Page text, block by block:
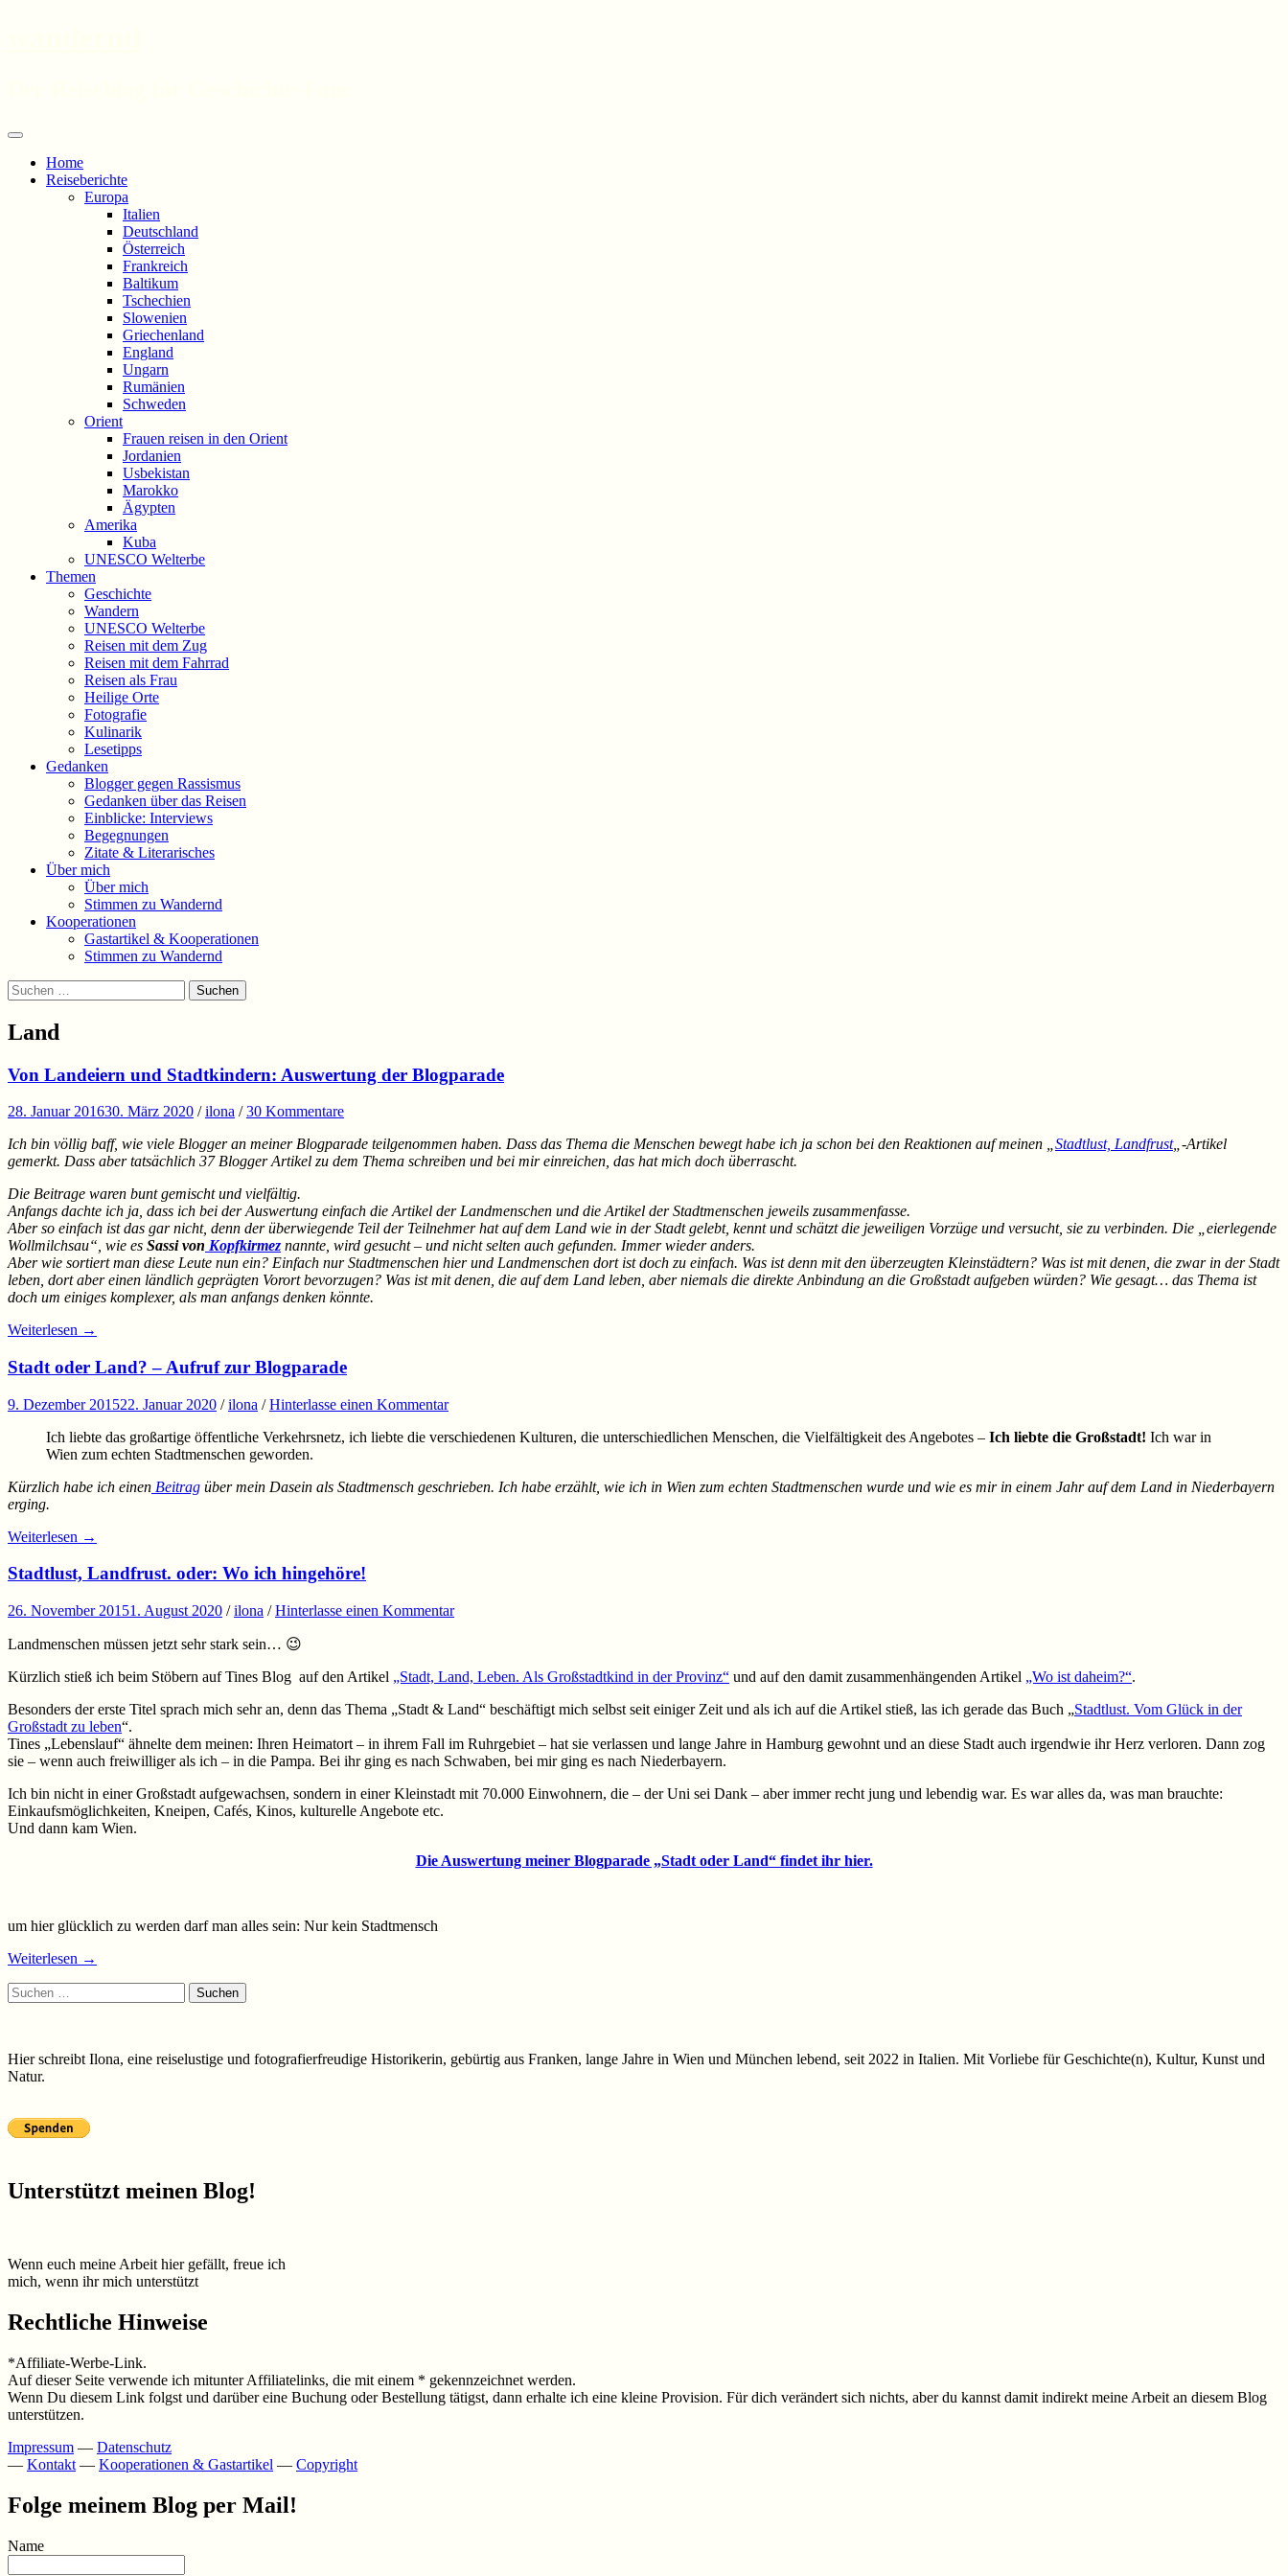
Menü
springen
Home
Reiseberichte
Europa
Italien
Deutschland
Österreich
Frankreich
Baltikum
Tschechien
Slowenien
Griechenland
England
Ungarn
Rumänien
Schweden
Orient
Frauen reisen in den Orient
Jordanien
Usbekistan
Marokko
Ägypten
Amerika
Kuba
UNESCO Welterbe
Themen
Geschichte
Wandern
UNESCO Welterbe
Reisen mit dem Zug
Reisen mit dem Fahrrad
Reisen als Frau
Heilige Orte
Fotografie
Kulinarik
Lesetipps
Gedanken
Blogger gegen Rassismus
Gedanken über das Reisen
Einblicke: Interviews
Begegnungen
Zitate & Literarisches
Über mich
Über mich
Stimmen zu Wandernd
Kooperationen
Gastartikel & Kooperationen
Stimmen zu Wandernd
Suchen
Suchen
nach:
Land
Von Landeiern und Stadtkindern: Auswertung der Blogparade
28. Januar 201630. März 2020 /ilona /30 Kommentare
Ich bin völlig baff, wie viele Blogger an meiner Blogparade teilgenommen haben. Dass das Thema die Menschen bewegt habe ich ja schon bei den Reaktionen auf meinen „ Stadtlust, Landfrust„-Artikel
gemerkt. Dass aber tatsächlich 37 Blogger Artikel zu dem Thema schreiben und bei mir einreichen, das hat mich doch überrascht.
Die Beitrage waren bunt gemischt und vielfältig.
Anfangs dachte ich ja, dass ich bei der Auswertung einfach die Artikel der Landmenschen und die Artikel der Stadtmenschen jeweils zusammenfasse.
Aber so einfach ist das gar nicht, denn der überwiegende Teil der Teilnehmer hat auf dem Land wie in der Stadt gelebt, kennt und schätzt die jeweiligen Vorzüge und versucht, sie zu verbinden. Die „eierlegende
Wollmilchsau“, wie es Sassi von Kopfkirmez nannte, wird gesucht – und nicht selten auch gefunden. Immer wieder anders.
Aber wie sortiert man diese Leute nun ein? Einfach nur Stadtmenschen hier und Landmenschen dort ist doch zu einfach. Was ist denn mit den überzeugten Kleinstädtern? Was ist mit denen, die zwar in der Stadt
leben, dort aber einen ländlich geprägten Vorort bevorzugen? Was ist mit denen, die auf dem Land leben, aber niemals die direkte Anbindung an die Großstadt aufgeben würden? Wie gesagt… das Thema ist
doch um einiges komplexer, als man anfangs denken könnte.
Weiterlesen →
Stadt oder Land? – Aufruf zur Blogparade
9. Dezember 201522. Januar 2020 /ilona /Hinterlasse einen Kommentar
Ich liebte das großartige öffentliche Verkehrsnetz, ich liebte die verschiedenen Kulturen, die unterschiedlichen Menschen, die Vielfältigkeit des Angebotes – Ich liebte die Großstadt! Ich war in
Wien zum echten Stadtmenschen geworden.
Kürzlich habe ich einen Beitrag über mein Dasein als Stadtmensch geschrieben. Ich habe erzählt, wie ich in Wien zum echten Stadtmenschen wurde und wie es mir in einem Jahr auf dem Land in Niederbayern
erging.
Weiterlesen →
Stadtlust, Landfrust. oder: Wo ich hingehöre!
26. November 20151. August 2020 /ilona /Hinterlasse einen Kommentar
Landmenschen müssen jetzt sehr stark sein… 😉
Kürzlich stieß ich beim Stöbern auf Tines Blog auf den Artikel „Stadt, Land, Leben. Als Großstadtkind in der Provinz“ und auf den damit zusammenhängenden Artikel „Wo ist daheim?“.
Besonders der erste Titel sprach mich sehr an, denn das Thema „Stadt & Land“ beschäftigt mich selbst seit einiger Zeit und als ich auf die Artikel stieß, las ich gerade das Buch „Stadtlust. Vom Glück in der
Großstadt zu leben“.
Tines „Lebenslauf“ ähnelte dem meinen: Ihren Heimatort – in ihrem Fall im Ruhrgebiet – hat sie verlassen und lange Jahre in Hamburg gewohnt und an diese Stadt auch irgendwie ihr Herz verloren. Dann zog
sie – wenn auch freiwilliger als ich – in die Pampa. Bei ihr ging es nach Schwaben, bei mir ging es nach Niederbayern.
Ich bin nicht in einer Großstadt aufgewachsen, sondern in einer Kleinstadt mit 70.000 Einwohnern, die – der Uni sei Dank – aber immer recht jung und lebendig war. Es war alles da, was man brauchte:
Einkaufsmöglichkeiten, Kneipen, Cafés, Kinos, kulturelle Angebote etc.
Und dann kam Wien.
Die Auswertung meiner Blogparade „Stadt oder Land“ findet ihr hier.
um hier glücklich zu werden darf man alles sein: Nur kein Stadtmensch
Weiterlesen →
Suchen
nach:
Hier schreibt Ilona, eine reiselustige und fotografierfreudige Historikerin, gebürtig aus Franken, lange Jahre in Wien und München lebend, seit 2022 in Italien. Mit Vorliebe für Geschichte(n), Kultur, Kunst und
Natur.
Unterstützt meinen Blog!
Wenn euch meine Arbeit hier gefällt, freue ich
mich, wenn ihr mich unterstützt
Rechtliche Hinweise
*Affiliate-Werbe-Link.
Auf dieser Seite verwende ich mitunter Affiliatelinks, die mit einem * gekennzeichnet werden.
Wenn Du diesem Link folgst und darüber eine Buchung oder Bestellung tätigst, dann erhalte ich eine kleine Provision. Für dich verändert sich nichts, aber du kannst damit indirekt meine Arbeit an diesem Blog
unterstützen.
Impressum — Datenschutz
— Kontakt — Kooperationen & Gastartikel — Copyright
Folge meinem Blog per Mail!
Name